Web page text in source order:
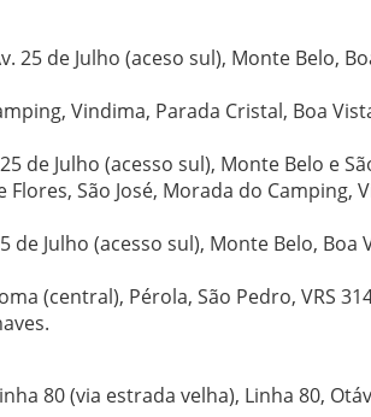
25 de Julho (aceso sul), Monte Belo,
Vindima, Parada Cristal, Boa
de Julho (acesso sul), Monte Belo e
São José, Morada do Camping,
de Julho (acesso sul), Monte Belo, Boa
(central), Pérola, São Pedro, VRS
80 (via estrada velha), Linha 80,